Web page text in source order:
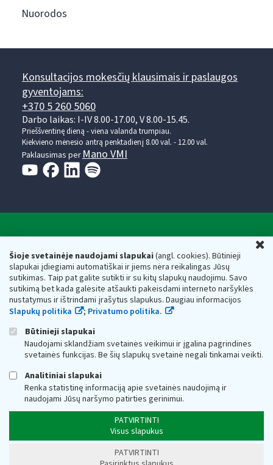
Šioje svetainėje naudojami slapukai(angl. cookies). Būtinieji
slapukai įdiegiami automatiškai ir jiems nėra reikalingas Jūsų
sutikimas. Taip pat galite sutikti ir su kitų slapukų naudojimu. Savo
sutikimą bet kada galėsite atšaukti pakeisdami interneto naršyklės
nustatymus ir ištrindami įrašytus slapukus. Daugiau informacijos
Slapukų politika
; Privatumo politika.
Būtinieji slapukai
Naudojami sklandžiam svetainės veikimui ir įgalina pagrindines
svetainės funkcijas. Be šių slapukų svetainė negali tinkamai veikti.
Analitiniai slapukai
Renka statistinę informaciją apie svetainės naudojimą ir
naudojami Jūsų naršymo patirties gerinimui.
PATVIRTINTI
Visus slapukus
PATVIRTINTI
Nuorodos
Konsultacijos mokesčių klausimais ir paslaugos
gyventojams:
+370 5 260 5060
Darbo laikas: I-IV 8.00-17.00, V 8.00-15.45.
Prieššventinę dieną - viena valanda trumpiau.
Kiekvieno mėnesio antrą penktadienį 8.00 val. - 12.00 val.
Paklausimas per Mano VMI
Respublikos finansų ministerijos
Biudžetinė įstaiga. Juridinio asmens kodas — 188659752,
adresas: Vasario 16-osios g. 14, 01107 Vilnius, Lietuva, el.paštas:
vmi@vmi.lt, E. pristatymo dėžutės adresas 188659752
Duomenys apie Valstybinę mokesčių inspekciją prie Lietuvos
Respublikos finansų ministerijos kaupiami ir saugomi Juridinių